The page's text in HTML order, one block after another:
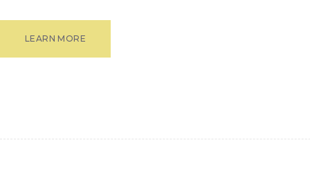
LEARN MORE